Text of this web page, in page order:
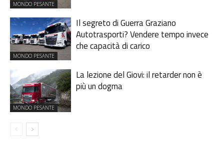
MONDO PESANTE
MONDO PESANTE
Il segreto di Guerra Graziano
Autotrasporti? Vendere tempo invece
che capacità di carico
MONDO PESANTE
La lezione del Giovi: il retarder non è
più un dogma